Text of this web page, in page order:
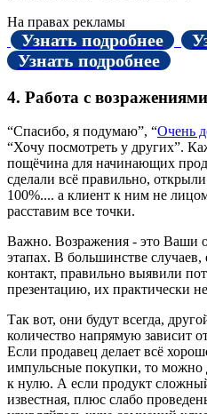
На правах рекламы
Узнать подробнее
Узнать подробнее
4. Работа с возражениями
“Спасибо, я подумаю”, “Очень
“Хочу посмотреть у других”.
пощёчина для начинающих
сделали всё правильно,
100%.... а клиент к ним не
расставим все точки.
Важно. Возражения - это Ваши
этапах. В большинстве
контакт, правильно выявили
презентацию, их практически не
Так вот, они будут всегда,
количество напрямую зависит
Если продавец делает всё
импульсные покупки, то можно
к нулю. А если продукт
известная, плюс слабо